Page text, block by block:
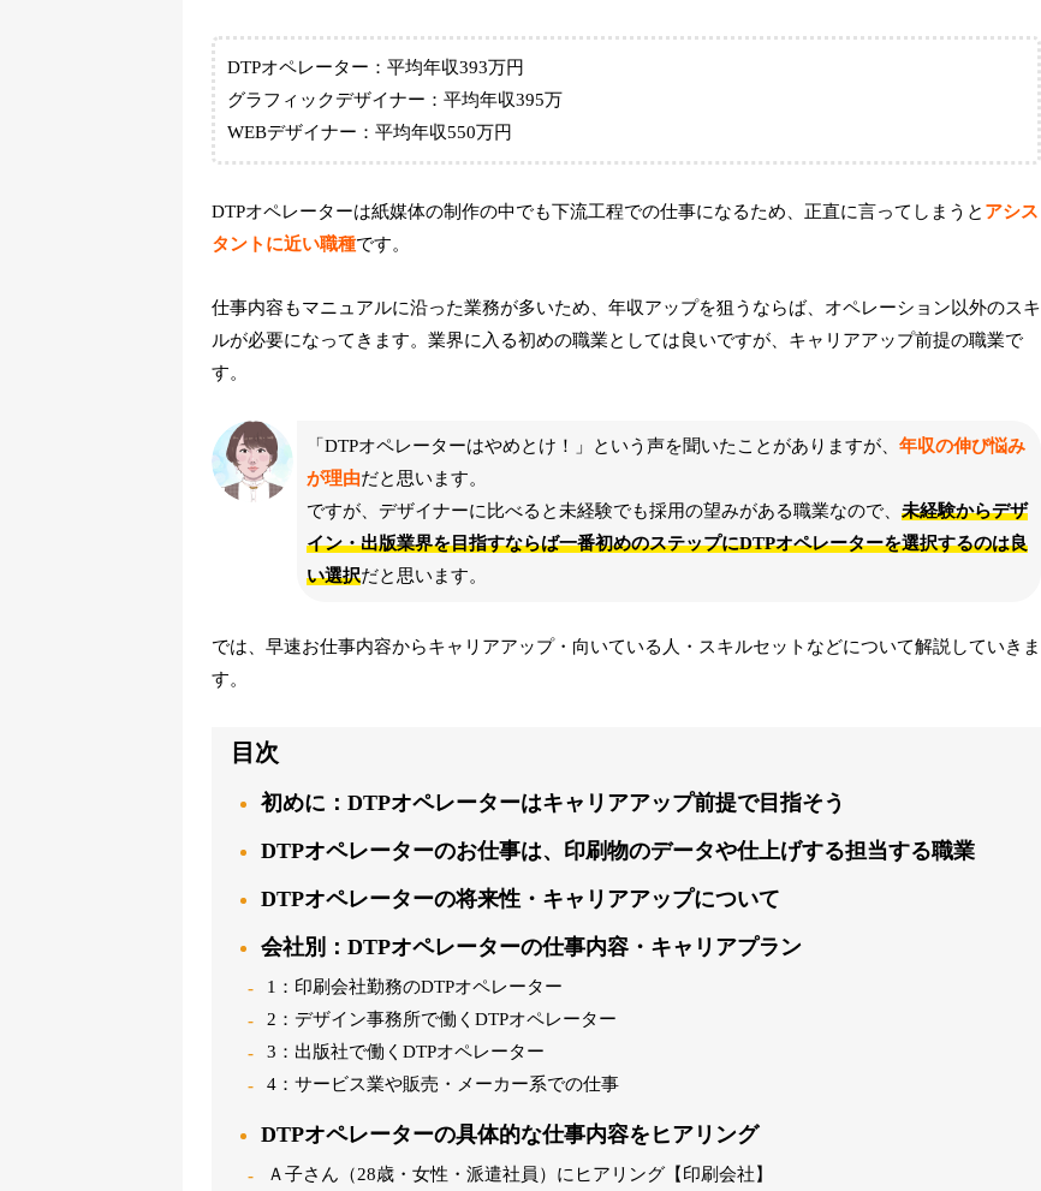
DTPオペレーター：平均年収393万円
グラフィックデザイナー：平均年収395万
WEBデザイナー：平均年収550万円
DTPオペレーターは紙媒体の制作の中でも下流工程での仕事になるため、正直に言ってしまうと アシス
タントに近い職種です。
仕事内容もマニュアルに沿った業務が多いため、年収アップを狙うならば、オペレーション以外のスキ
ルが必要になってきます。業界に入る初めの職業としては良いですが、キャリアアップ前提の職業で
す。
「DTPオペレーターはやめとけ！」という声を聞いたことがありますが、 年収の伸び悩み
が理由だと思います。
ですが、デザイナーに比べると未経験でも採用の望みがある職業なので、 未経験からデザ
イン・出版業界を目指すならば一番初めのステップにDTPオペレーターを選択するのは良
い選択だと思います。
では、早速お仕事内容からキャリアアップ・向いている人・スキルセットなどについて解説していきま
す。
目次
初めに：DTPオペレーターはキャリアアップ前提で目指そう
DTPオペレーターのお仕事は、印刷物のデータや仕上げする担当する職業
DTPオペレーターの将来性・キャリアアップについて
会社別：DTPオペレーターの仕事内容・キャリアプラン
1：印刷会社勤務のDTPオペレーター
2：デザイン事務所で働くDTPオペレーター
3：出版社で働くDTPオペレーター
4：サービス業や販売・メーカー系での仕事
DTPオペレーターの具体的な仕事内容をヒアリング
Ａ子さん（28歳・女性・派遣社員）にヒアリング【印刷会社】